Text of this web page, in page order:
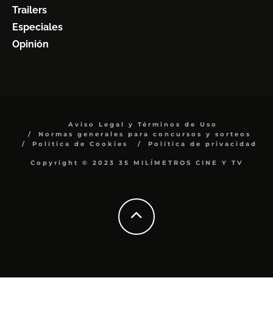
Trailers
Especiales
Opinión
Aviso Legal y Términos de Uso
Normas generales para concursos y sorteos
Política de Cookies
Política de privacidad
Copyright © 2023 35 MILÍMETROS CINE Y TV